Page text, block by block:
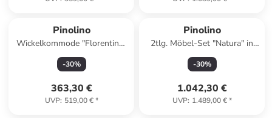
Pinolino
Wickelkommode "Florentina"
in Weiß - (B)130 x (H)101 x
(T)77 cm
-30%
363,30 €
UVP: 519,00 €*
Pinolino
2tlg. Möbel-Set "Natura" in
Hellbraun
-30%
1.042,30 €
UVP: 1.489,00 €*